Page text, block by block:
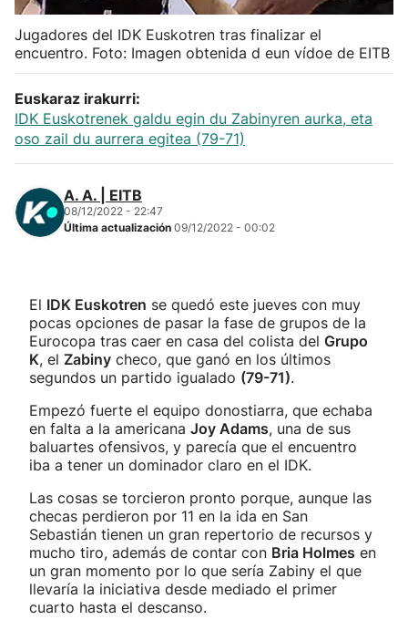
Más deportes
"Helmuga"
Jugadores del IDK Euskotren tras finalizar el
encuentro. Foto: Imagen obtenida d eun vídoe de EITB
Euskaraz irakurri:
IDK Euskotrenek galdu egin du Zabinyren aurka, eta
oso zail du aurrera egitea (79-71)
A. A. | EITB
08/12/2022 - 22:47
Última actualización 09/12/2022 - 00:02
El IDK Euskotren se quedó este jueves con muy
pocas opciones de pasar la fase de grupos de la
Eurocopa tras caer en casa del colista del Grupo
K, el Zabiny checo, que ganó en los últimos
segundos un partido igualado (79-71).
Empezó fuerte el equipo donostiarra, que echaba
en falta a la americana Joy Adams, una de sus
baluartes ofensivos, y parecía que el encuentro
iba a tener un dominador claro en el IDK.
Las cosas se torcieron pronto porque, aunque las
checas perdieron por 11 en la ida en San
Sebastián tienen un gran repertorio de recursos y
mucho tiro, además de contar con Bria Holmes en
un gran momento por lo que sería Zabiny el que
llevaría la iniciativa desde mediado el primer
cuarto hasta el descanso.